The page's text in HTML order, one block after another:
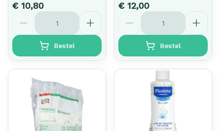
€ 10,80
Aantal
Bestel
€ 12,00
Aantal
Bestel